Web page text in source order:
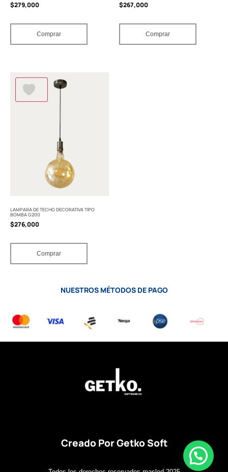
$279,000
Comprar
$267,000
Comprar
LAMPARA DE TECHO DECORATIVA TIPO
BOMBA G200
$276,000
Comprar
NUESTROS MÉTODOS DE PAGO
Creado Por Getko Soft